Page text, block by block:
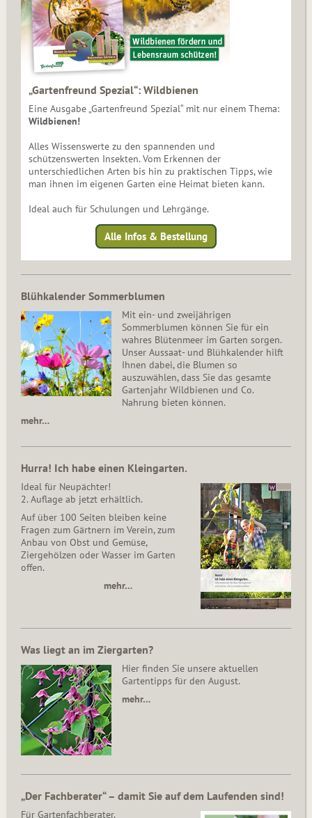
„Gartenfreund Spezial“: Wildbienen
Eine Ausgabe „Gartenfreund Spezial“ mit nur einem Thema:
Wildbienen!
Alles Wissenswerte zu den spannenden und
schützenswerten Insekten. Vom Erkennen der
unterschiedlichen Arten bis hin zu praktischen Tipps, wie
man ihnen im eigenen Garten eine Heimat bieten kann.
Ideal auch für Schulungen und Lehrgänge.
Alle Infos & Bestellung
Blühkalender Sommerblumen
Mit ein- und zweijährigen
Sommerblumen können Sie für ein
wahres Blütenmeer im Garten sorgen.
Unser Aussaat- und Blühkalender hilft
Ihnen dabei, die Blumen so
auszuwählen, dass Sie das gesamte
Gartenjahr Wildbienen und Co.
Nahrung bieten können.
mehr…
Hurra! Ich habe einen Kleingarten.
Ideal für Neupächter!
2. Auflage ab jetzt erhältlich.
Auf über 100 Seiten bleiben keine
Fragen zum Gärtnern im Verein, zum
Anbau von Obst und Gemüse,
Ziergehölzen oder Wasser im Garten
offen.
mehr…
Was liegt an im Ziergarten?
Hier finden Sie unsere aktuellen
Gartentipps für den August.
mehr…
„Der Fachberater“ – damit Sie auf dem Laufenden sind!
Für Gartenfachberater,